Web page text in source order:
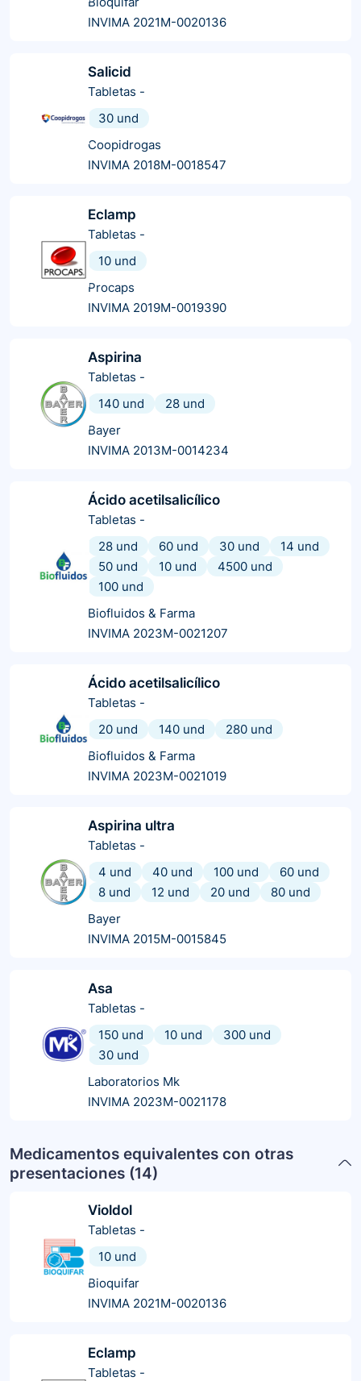
INVIMA 2021M-0020136
Salicid
Tabletas -
30 und
Coopidrogas
INVIMA 2018M-0018547
Eclamp
Tabletas -
10 und
Procaps
INVIMA 2019M-0019390
Aspirina
Tabletas -
140 und
28 und
Bayer
INVIMA 2013M-0014234
Ácido acetilsalicílico
Tabletas -
28 und
60 und 30 und
14 und
50 und
10 und
4500 und
100 und
Biofluidos & Farma
INVIMA 2023M-0021207
Ácido acetilsalicílico
Tabletas -
20 und
140 und
280 und
Biofluidos & Farma
INVIMA 2023M-0021019
Aspirina ultra
Tabletas -
4 und
40 und 100 und
60 und
8 und
12 und 20 und
80 und
Bayer
INVIMA 2015M-0015845
Asa
Tabletas -
150 und
10 und
300 und
30 und
Laboratorios Mk
INVIMA 2023M-0021178
Medicamentos equivalentes con otras
presentaciones (14)
Violdol
Tabletas -
10 und
Bioquifar
INVIMA 2021M-0020136
Eclamp
Tabletas -